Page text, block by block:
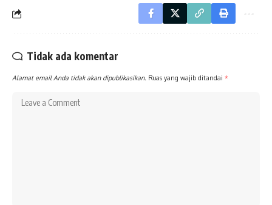
Tidak ada komentar
Alamat email Anda tidak akan dipublikasikan. Ruas yang wajib ditandai *